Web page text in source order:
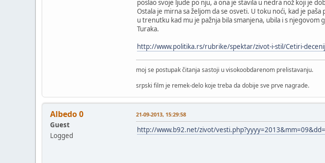
poslao svoje ljude po nju, a ona je stavila u nedra nož koji je
Ostala je mirna sa željom da se osveti. U toku noći, kad je
u trenutku kad mu je pažnja bila smanjena, ubila i s njegovom
Turaka.
http://www.politika.rs/rubrike/spektar/zivot-i-stil/Cetiri-
moj se postupak čitanja sastoji u visokoobdarenom prelistavanju.
srpski film je remek-delo koje treba da dobije sve prve nagrade.
Albedo 0
Guest
Logged
21-09-2013, 15:29:58
http://www.b92.net/zivot/